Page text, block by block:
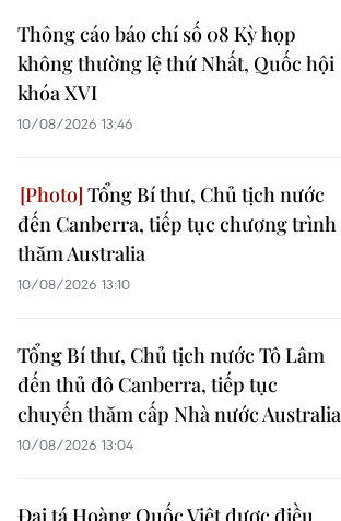
Thông cáo báo chí số 08 Kỳ họp
không thường lệ thứ Nhất, Quốc hội
khóa XVI
10/08/2026 13:46
Tổng Bí thư, Chủ tịch nước
đến Canberra, tiếp tục chương trình
thăm Australia
10/08/2026 13:10
Tổng Bí thư, Chủ tịch nước Tô Lâm
đến thủ đô Canberra, tiếp tục
chuyến thăm cấp Nhà nước Australia
10/08/2026 13:04
Đại tá Hoàng Quốc Việt được điều